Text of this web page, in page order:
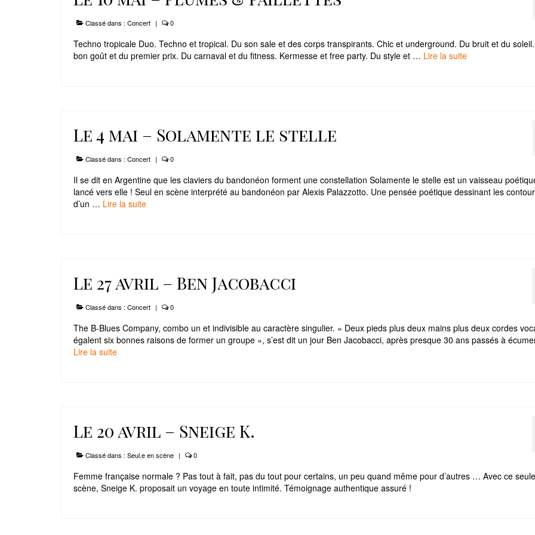
Classé dans : Concert | 0
Techno tropicale Duo. Techno et tropical. Du son sale et des corps transpirants. Chic et underground. Du bruit et du
bon goût et du premier prix. Du carnaval et du fitness. Kermesse et free party. Du style et … Lire la suite­­
Le 4 mai – Solamente le stelle
Classé dans : Concert | 0
Il se dit en Argentine que les claviers du bandonéon forment une constellation Solamente le stelle est un vaisseau
lancé vers elle ! Seul en scène interprété au bandonéon par Alexis Palazzotto. Une pensée poétique dessinant les
d’un … Lire la suite­­
Le 27 avril – Ben Jacobacci
Classé dans : Concert | 0
The B-Blues Company, combo un et indivisible au caractère singulier. « Deux pieds plus deux mains plus deux cordes
égalent six bonnes raisons de former un groupe », s’est dit un jour Ben Jacobacci, après presque 30 ans passés à
Lire la suite­­
Le 20 avril – Sneige K.
Classé dans : Seul.e en scène | 0
Femme française normale ? Pas tout à fait, pas du tout pour certains, un peu quand même pour d’autres … Avec ce
scène, Sneige K. proposait un voyage en toute intimité. Témoignage authentique assuré !